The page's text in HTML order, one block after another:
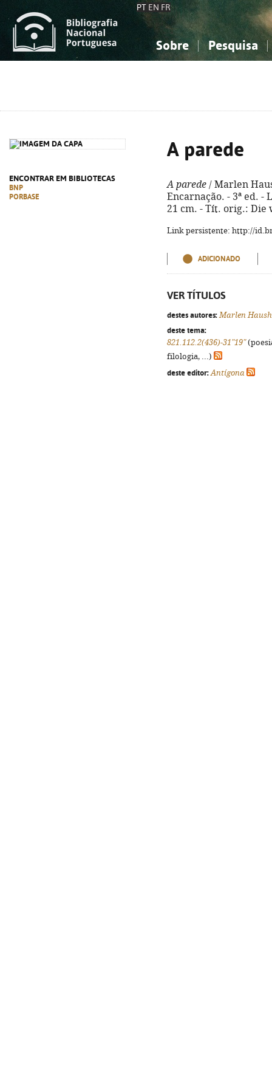
PT EN FR
Sobre Pesquisa
ENCONTRAR EM BIBLIOTECAS
BNP
PORBASE
A parede
A parede / Marlen
Encarnação. - 3ª ed. -
21 cm. - Tít. orig.: Die
Link persistente: http://
ADICIONADO
VER TÍTULOS
destes autores: Marlen
deste tema:
821.112.2(436)-31"19"
filologia, ...)
deste editor: Antígona